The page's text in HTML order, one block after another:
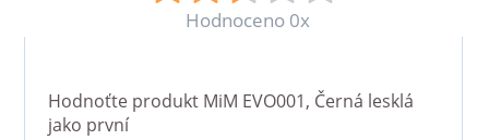
Hodnoceno 0x
Hodnoťte produkt MiM EVO001, Černá lesklá
jako první